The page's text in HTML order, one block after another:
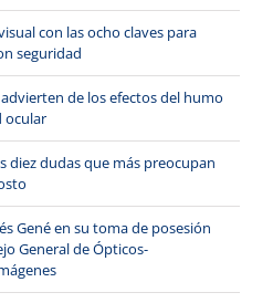
con las ocho claves para
seguridad
de los efectos del humo
ocular
diez dudas que más preocupan
Gené en su toma de posesión
General de Ópticos-